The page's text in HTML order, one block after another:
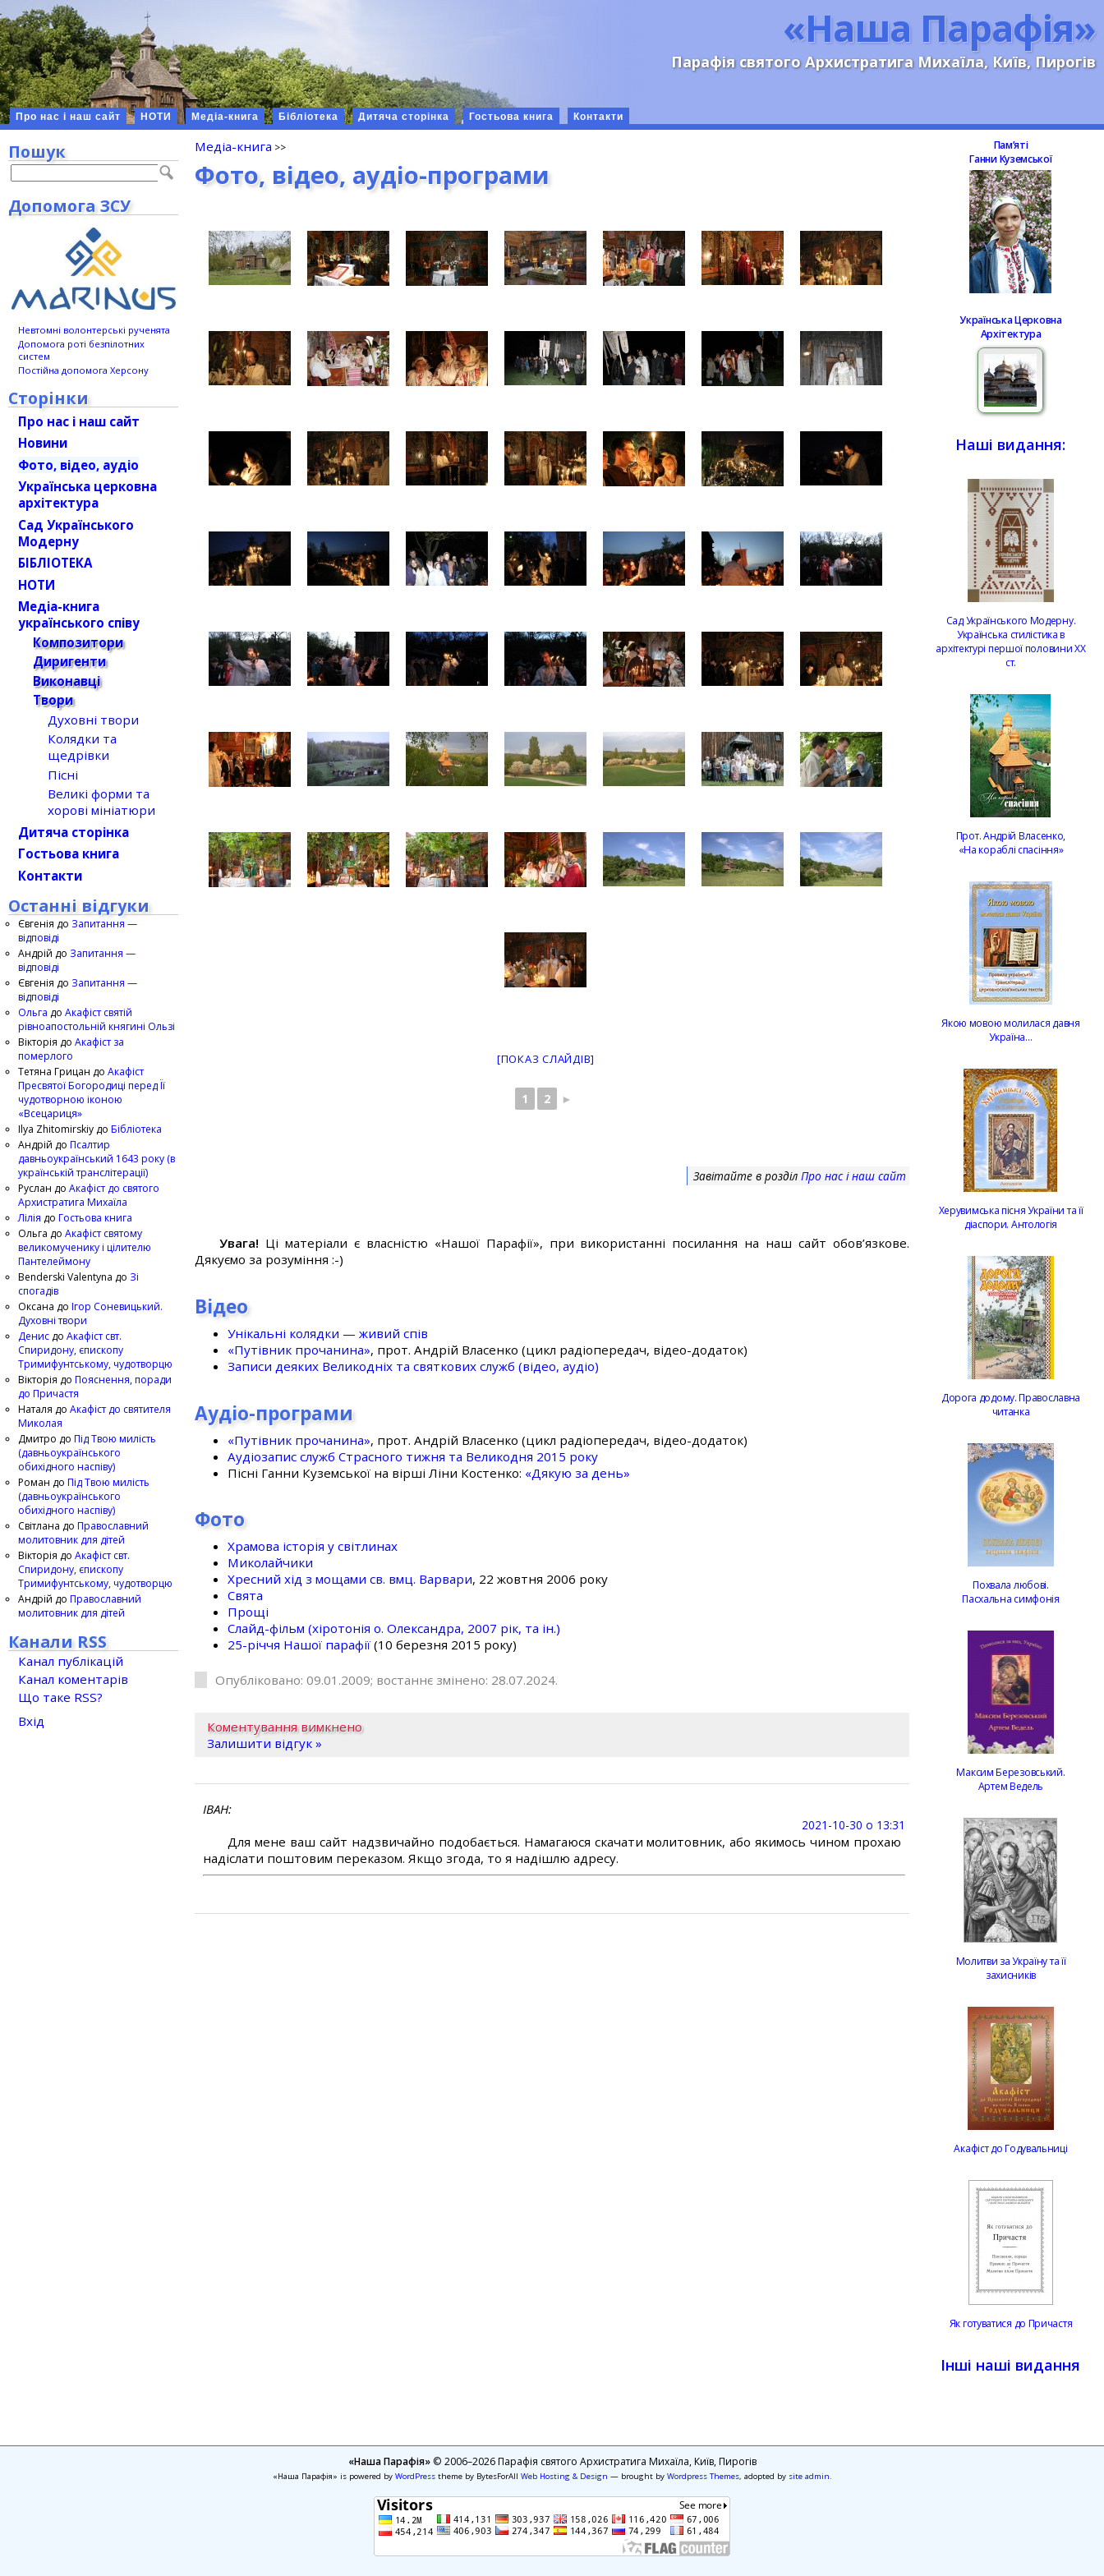
«Наша Парафія»
Парафія святого Архистратига Михаїла, Київ, Пирогів
Про нас і наш сайт НОТИ Медіа-книга Бібліотека Дитяча сторінка Гостьова книга Контакти
Медіа-книга
Фото, відео, аудіо-програми
[ПОКАЗ СЛАЙДІВ]
1 2 ►
Завітайте в розділ Про нас і наш сайт
Увага! Ці матеріали є власністю «Нашої Парафії», при використанні посилання на наш сайт обов’язкове.
Дякуємо за розуміння :-)
Відео
Унікальні колядки — живий спів
«Путівник прочанина», прот. Андрій Власенко (цикл радіопередач, відео-додаток)
Записи деяких Великодніх та святкових служб (відео, аудіо)
Аудіо-програми
«Путівник прочанина», прот. Андрій Власенко (цикл радіопередач, відео-додаток)
Аудіозапис служб Страсного тижня та Великодня 2015 року
Пісні Ганни Куземської на вірші Ліни Костенко: «Дякую за день»
Фото
Храмова історія у світлинах
Миколайчики
Хресний хід з мощами св. вмц. Варвари, 22 жовтня 2006 року
Свята
Прощі
Слайд-фільм (хіротонія о. Олександра, 2007 рік, та ін.)
25-рiччя Нашої парафiї (10 березня 2015 року)
Опубліковано: 09.01.2009; востаннє змінено: 28.07.2024.
Коментування вимкнено
Залишити відгук »
ІВАН
2021-10-30 о 13:31
Для мене ваш сайт надзвичайно подобається. Намагаюся скачати молитовник, або якимось чином прохаю
надіслати поштовим переказом. Якщо згода, то я надішлю адресу.
Пошук
Допомога ЗСУ
Невтомні волонтерські рученята
Допомога роті безпілотних
систем
Постійна допомога Херсону
Сторінки
Про нас і наш сайт
Новини
Фото, відео, аудіо
Українська церковна
архітектура
Сад Українського
Модерну
БІБЛІОТЕКА
НОТИ
Медіа-книга
українського співу
Композитори
Диригенти
Виконавці
Твори
Духовні твори
Колядки та
щедрівки
Пісні
Великі форми та
хорові мініатюри
Дитяча сторінка
Гостьова книга
Контакти
Останні відгуки
Євгенія до Запитання —
відповіді
Андрій до Запитання —
відповіді
Євгенія до Запитання —
відповіді
Ольга до Акафіст святій
рівноапостольній княгині Ользі
Вікторія до Акафіст за
померлого
Тетяна Грицан до Акафіст
Пресвятої Богородиці перед Її
чудотворною іконою
«Всецариця»
Ilya Zhitomirskiy до Бібліотека
Андрій до Псалтир
давньоукраїнський 1643 року (в
українській транслітерації)
Руслан до Акафіст до святого
Архистратига Михаїла
Лілія до Гостьова книга
Ольга до Акафіст святому
великомученику і цілителю
Пантелеймону
Benderski Valentyna до Зі
спогадів
Оксана до Ігор Соневицький.
Духовні твори
Денис до Акафіст свт.
Спиридону, єпископу
Тримифунтському, чудотворцю
Вікторія до Пояснення, поради
до Причастя
Наталя до Акафіст до святителя
Миколая
Дмитро до Під Твою милість
(давньоукраїнського
обихідного наспіву)
Роман до Під Твою милість
(давньоукраїнського
обихідного наспіву)
Світлана до Православний
молитовник для дітей
Вікторія до Акафіст свт.
Спиридону, єпископу
Тримифунтському, чудотворцю
Андрій до Православний
молитовник для дітей
Канали RSS
Канал публікацій
Канал коментарів
Що таке RSS?
Вхід
Памʼяті
Ганни Куземської
Українська Церковна
Архітектура
Наші видання:
Сад Українського Модерну.
Українська стилістика в
архітектурі першої половини ХХ
ст.
Прот. Андрій Власенко,
«На кораблі спасіння»
Якою мовою молилася давня
Україна…
Херувимська пісня України та її
діаспори. Антологія
Дорога додому. Православна
читанка
Похвала любові.
Пасхальна симфонія
Максим Березовський.
Артем Ведель
Молитви за Україну та її
захисників
Акафіст до Годувальниці
Як готуватися до Причастя
Інші наші видання
«Наша Парафія»© 2006–2026 Парафія святого Архистратига Михаїла, Київ, Пирогів
«Наша Парафія» is powered by WordPresstheme by BytesForAll Web Hosting & Design — brought by Wordpress Themes, adopted by site admin.